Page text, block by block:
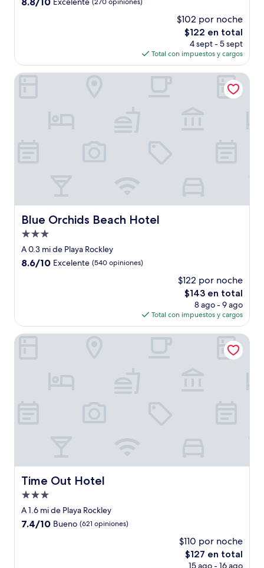
$102 por noche
El
precio
actual
es
de
$122 en total
4 sept - 5 sept
Total con impuestos y cargos
Blue Orchids Beach Hotel
Blue Orchids Beach Hotel
Propiedad
de
3.0
A 0.3 mi de Playa Rockley
8.6
8.6/10 Excelente (540 opiniones)
$122 por noche
El
precio
actual
es
de
$143 en total
8 ago - 9 ago
Total con impuestos y cargos
Blue Orchids Beach Hotel
Time Out Hotel
Time Out Hotel
Propiedad
de
3.0
A 1.6 mi de Playa Rockley
7.4
7.4/10 Bueno (621 opiniones)
$110 por noche
El
precio
$127 en total
15 ago - 16 ago
Time Out Hotel